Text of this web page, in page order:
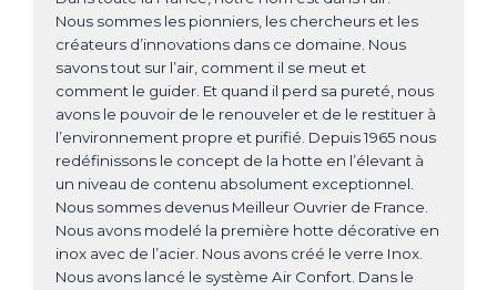
Nous sommes les pionniers, les chercheurs et les
créateurs d’innovations dans ce domaine. Nous
savons tout sur l’air, comment il se meut et
comment le guider. Et quand il perd sa pureté, nous
avons le pouvoir de le renouveler et de le restituer à
l’environnement propre et purifié. Depuis 1965 nous
redéfinissons le concept de la hotte en l’élevant à
un niveau de contenu absolument exceptionnel.
Nous sommes devenus Meilleur Ouvrier de France.
Nous avons modelé la première hotte décorative en
inox avec de l’acier. Nous avons créé le verre Inox.
Nous avons lancé le système Air Confort. Dans le
PACK
ROBINETTERIE
POSE-LIBRE
LAVE-LINGE
SÈCHE-LINGE
LAVE-VAISSELLE
CUISINIÈRE
MICRO-ONDES
RÉFRIGÉRATEUR
CONGÉLATEUR
HOTPOINT
ELECTROLUX
BRANDT
PREMIUM
SIEMENS 1
SIEMENS 2
ROSIERES
NEFF
MIELE
KITCHENAID
GAGGENAU
CANDY
DE DIETRICH
ELECTROLUX
ELICA
FALCON
FALMEC
FRANKE
GROHE
HAIER
Vous n'avez
sélectionné
aucun produit.
Retrouvez les
produits que
vous avez vu.
produits
NEWSLETTER
OK
Trouver un spécialiste